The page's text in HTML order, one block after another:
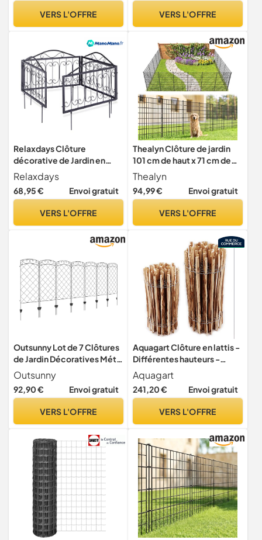
VERS L'OFFRE VERS L'OFFRE
Relaxdays Clôture
décorative de Jardin en
métal, 8 Panneaux
extérieurs avec
Ornements, Bordure de
Relaxdays
68,95 € Envoi gratuit
VERS L'OFFRE
Thealyn Clôture de jardin
101 cm de haut x 71 cm de
large (5 panneaux, longueur
totale 3,5 m) - Clôture
extérieure en métal
décorative pour chien,
Thealyn
94,99 € Envoi gratuit
VERS L'OFFRE
Outsunny Lot de 7 Clôtures
de Jardin Décoratives Métal
344L x 110H cm Noir
Outsunny
92,90 € Envoi gratuit
VERS L'OFFRE
Aquagart Clôture en lattis -
Différentes hauteurs -
Distance entre les lattes : 4
à 6 cm - Clôture de jardin -
Clôture en bois durable -
(50 cm de hauteur, 5 m)
Aquagart
241,20 € Envoi gratuit
VERS L'OFFRE